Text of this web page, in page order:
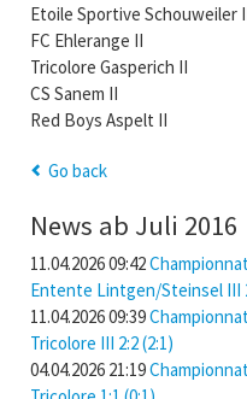
Etoile Sportive Schouweiler
FC Ehlerange II
Tricolore Gasperich II
CS Sanem II
Red Boys Aspelt II
Go back
News ab Juli 2016
11.04.2026 09:42
Entente Lintgen/Steinsel III
11.04.2026 09:39
Tricolore III 2:2 (2:1)
04.04.2026 21:19